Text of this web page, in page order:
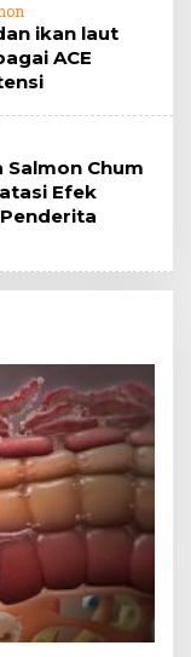
ikan laut
ACE
Chum
Efek